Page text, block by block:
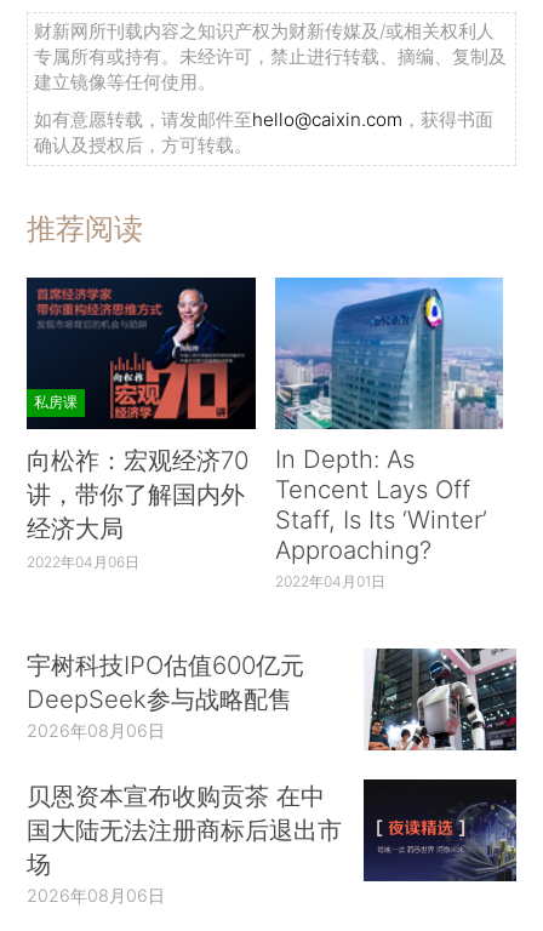
财新网所刊载内容之知识产权为财新传媒及/或相关权利人
专属所有或持有。未经许可，禁止进行转载、摘编、复制及
建立镜像等任何使用。
如有意愿转载，请发邮件至hello@caixin.com ，获得书面
确认及授权后，方可转载。
推荐阅读
私房课
向松祚：宏观经济70
讲，带你了解国内外
经济大局
2022年04月06日
In Depth: As
Tencent Lays Off
Staff, Is Its ‘Winter’
Approaching?
2022年04月01日
宇树科技IPO估值600亿元
DeepSeek参与战略配售
2026年08月06日
贝恩资本宣布收购贡茶 在中
国大陆无法注册商标后退出市
场
2026年08月06日